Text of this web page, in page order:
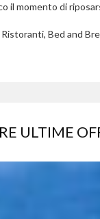
il momento di
Bed and
ULTIME